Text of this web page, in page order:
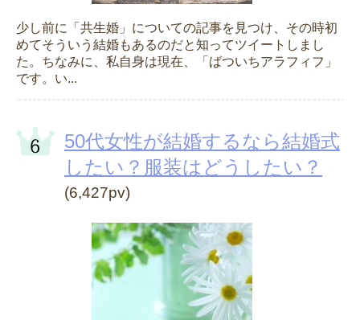
少し前に「共生婚」についての記事を見つけ、その時初
めてそういう結婚もあるのだと知ってツイートしまし
た。ちなみに、私自身は現在、「ばついちアラフィフ」
です。い...
50代女性が結婚するなら結婚式
したい？服装はどうしたい？
(6,427pv)